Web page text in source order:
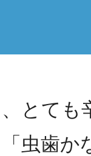
とても
虫歯か